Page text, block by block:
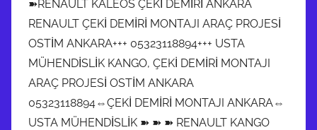
➽RENAULT KALEOS ÇEKİ DEMİRİ ANKARA
RENAULT ÇEKİ DEMİRİ MONTAJI ARAÇ PROJESİ
OSTİM ANKARA+++ 05323118894+++ USTA
MÜHENDİSLİK KANGO, ÇEKİ DEMİRİ MONTAJI
ARAÇ PROJESİ OSTİM ANKARA
05323118894⇔ÇEKİ DEMİRİ MONTAJI ANKARA⇔
USTA MÜHENDİSLİK ➽ ➽ ➽ RENAULT KANGO